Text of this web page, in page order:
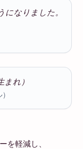
になりました。
れ）
を軽減し、